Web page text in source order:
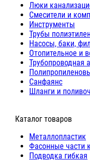
Люки
Cмесители и
Инструменты
Трубы
Насосы, баки,
Отопительное и
Трубопроводная
Санфаянс
Шланги и
⠀Каталог товаров
Металлопластик
Фасонные части
Подводка гибкая